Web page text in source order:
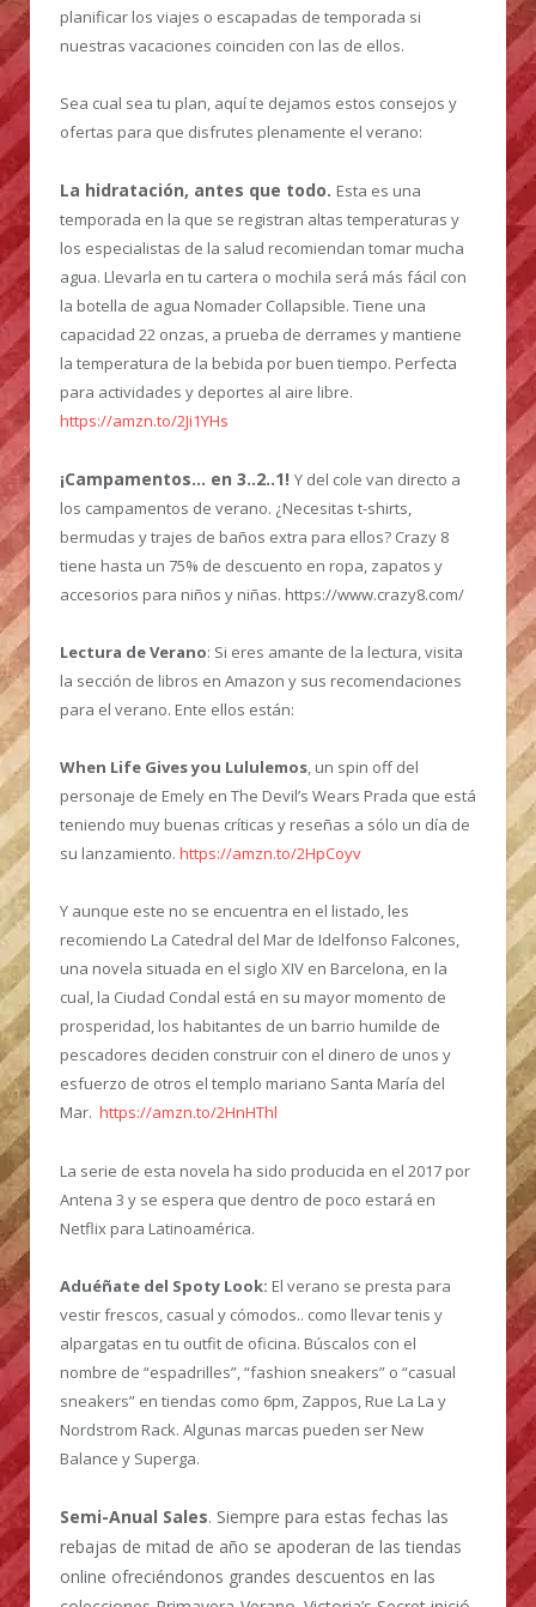
planificar los viajes o escapadas de temporada si
nuestras vacaciones coinciden con las de ellos.
Sea cual sea tu plan, aquí te dejamos estos consejos y
ofertas para que disfrutes plenamente el verano:
La hidratación, antes que todo. Esta es una
temporada en la que se registran altas temperaturas y
los especialistas de la salud recomiendan tomar mucha
agua. Llevarla en tu cartera o mochila será más fácil con
la botella de agua Nomader Collapsible. Tiene una
capacidad 22 onzas, a prueba de derrames y mantiene
la temperatura de la bebida por buen tiempo. Perfecta
para actividades y deportes al aire libre.
https://amzn.to/2Ji1YHs
¡Campamentos… en 3..2..1! Y del cole van directo a
los campamentos de verano. ¿Necesitas t-shirts,
bermudas y trajes de baños extra para ellos? Crazy 8
tiene hasta un 75% de descuento en ropa, zapatos y
accesorios para niños y niñas. https://www.crazy8.com/
Lectura de Verano: Si eres amante de la lectura, visita
la sección de libros en Amazon y sus recomendaciones
para el verano. Ente ellos están:
When Life Gives you Lululemos, un spin off del
personaje de Emely en The Devil’s Wears Prada que está
teniendo muy buenas críticas y reseñas a sólo un día de
su lanzamiento. https://amzn.to/2HpCoyv
Y aunque este no se encuentra en el listado, les
recomiendo La Catedral del Mar de Idelfonso Falcones,
una novela situada en el siglo XIV en Barcelona, en la
cual, la Ciudad Condal está en su mayor momento de
prosperidad, los habitantes de un barrio humilde de
pescadores deciden construir con el dinero de unos y
esfuerzo de otros el templo mariano Santa María del
Mar. https://amzn.to/2HnHThl
La serie de esta novela ha sido producida en el 2017 por
Antena 3 y se espera que dentro de poco estará en
Netflix para Latinoamérica.
Aduéñate del Spoty Look: El verano se presta para
vestir frescos, casual y cómodos.. como llevar tenis y
alpargatas en tu outfit de oficina. Búscalos con el
nombre de “espadrilles”, “fashion sneakers” o “casual
sneakers” en tiendas como 6pm, Zappos, Rue La La y
Nordstrom Rack. Algunas marcas pueden ser New
Balance y Superga.
Semi-Anual Sales. Siempre para estas fechas las
rebajas de mitad de año se apoderan de las tiendas
online ofreciéndonos grandes descuentos en las